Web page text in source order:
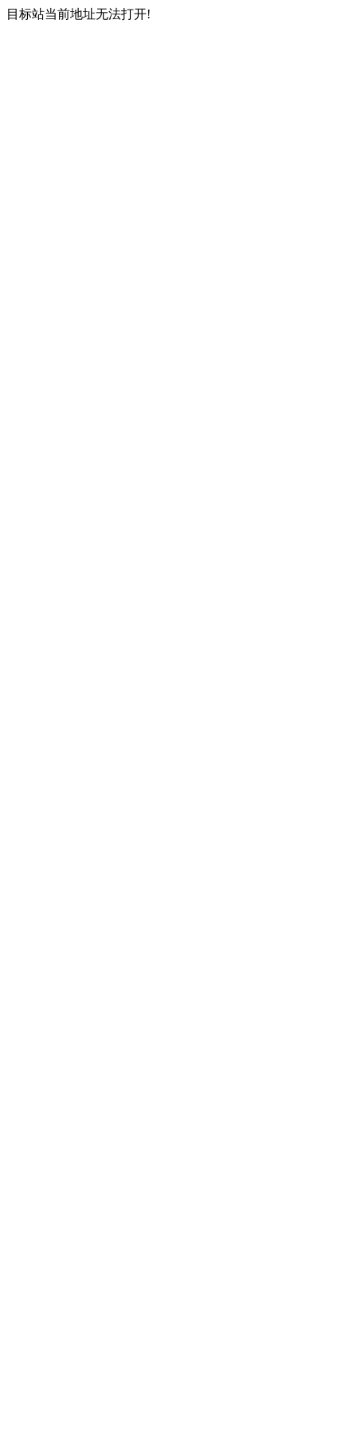
目标站当前地址无法打开!